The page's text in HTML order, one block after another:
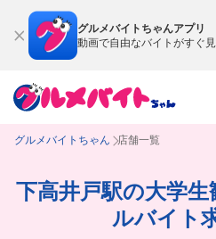
グルメバイトちゃんアプリ
動画で自由なバイトがすぐ見
グルメバイトちゃん 店舗一覧
下高井戸駅の大学
ルバイト